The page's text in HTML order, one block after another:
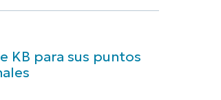
KB para sus puntos